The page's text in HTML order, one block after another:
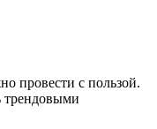
провести с пользой.
трендовыми